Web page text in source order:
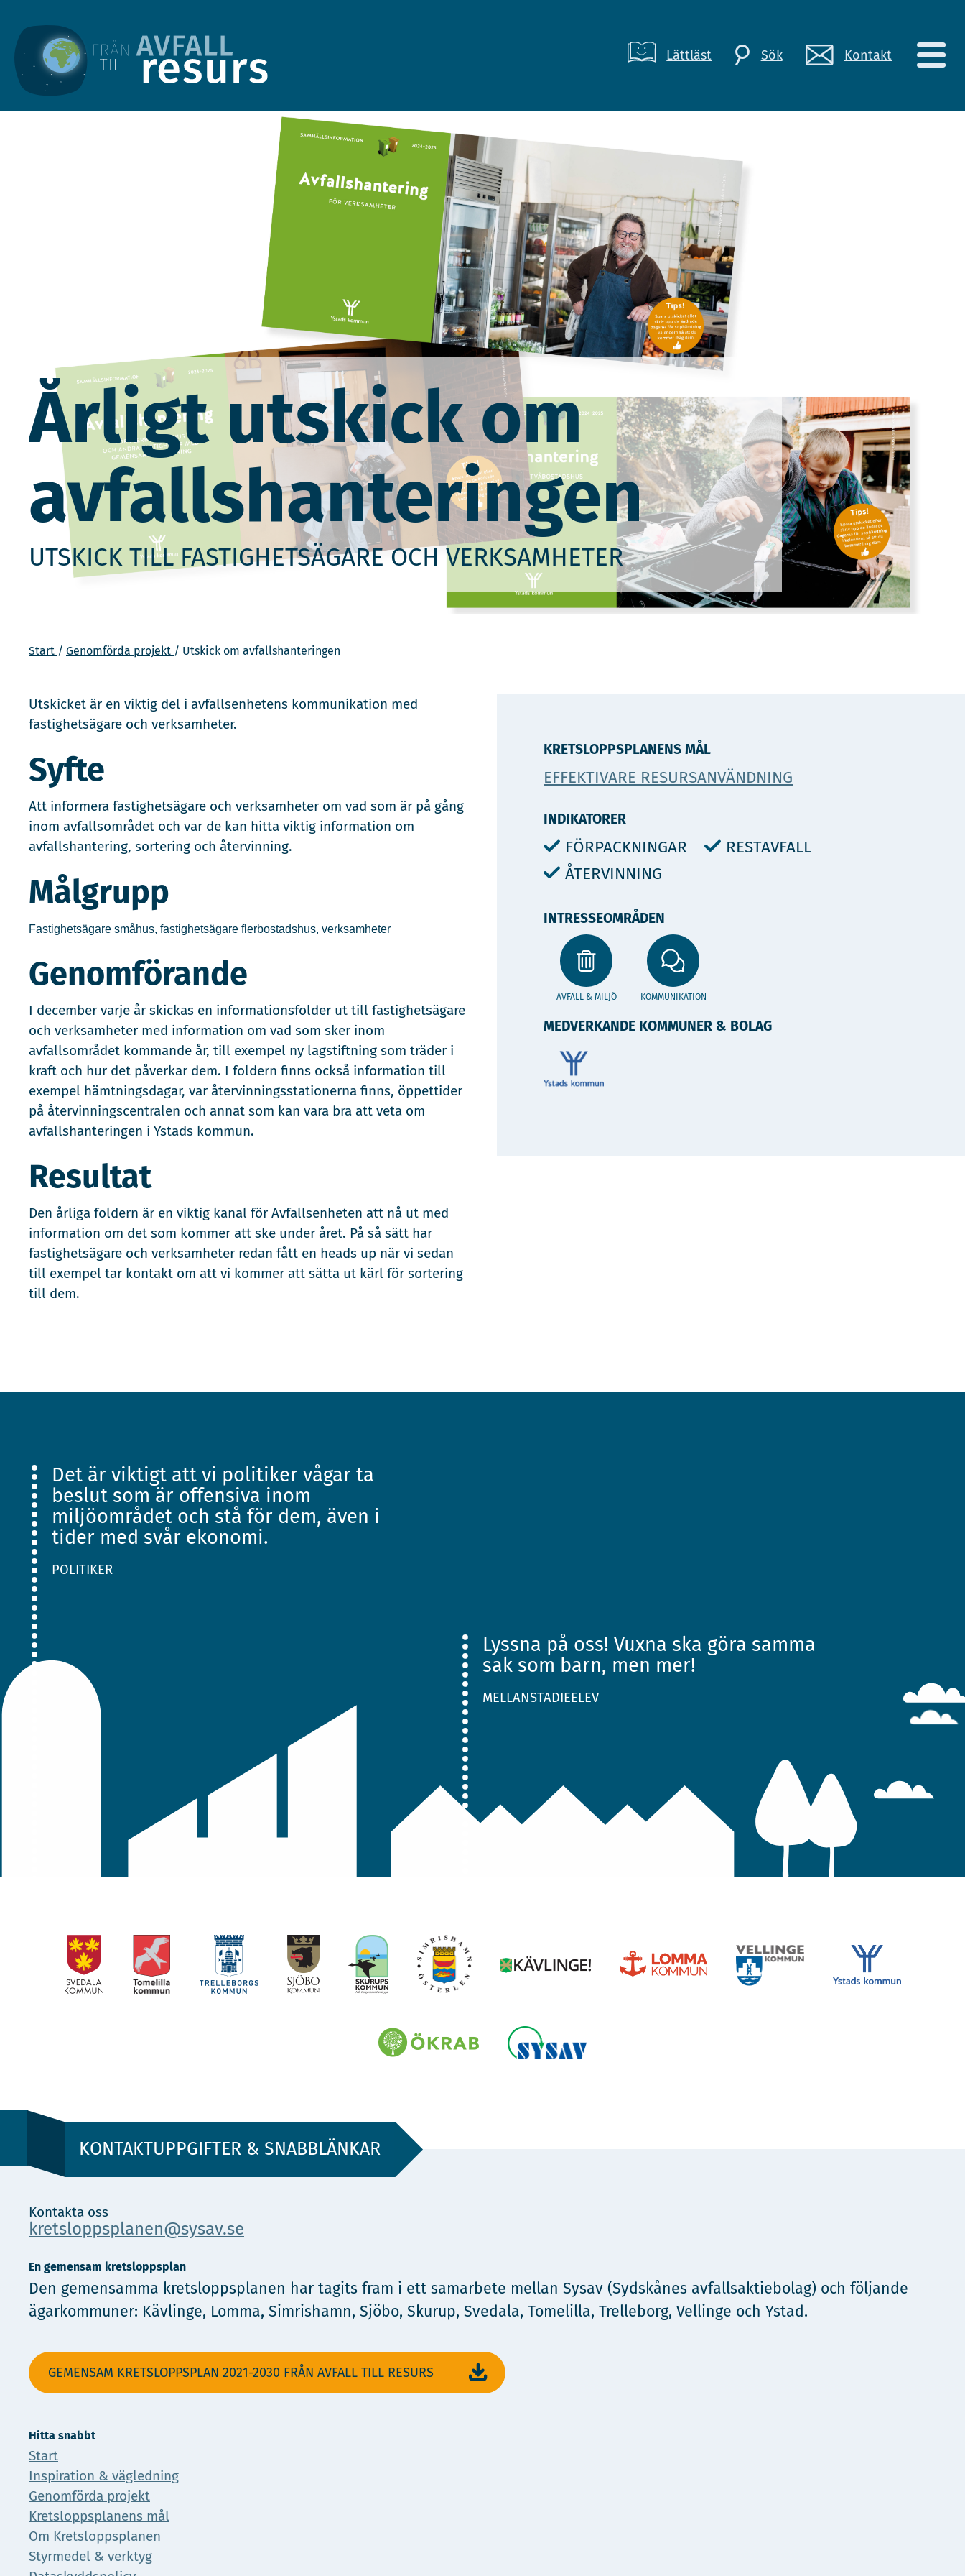
Lättläst Sök Kontakt
Årligt utskick om
avfallshanteringen
UTSKICK TILL FASTIGHETSÄGARE OCH VERKSAMHETER
Start Genomförda projekt Utskick om avfallshanteringen
KRETSLOPPSPLANENS MÅL
EFFEKTIVARE RESURSANVÄNDNING
INDIKATORER
FÖRPACKNINGAR
RESTAVFALL
ÅTERVINNING
INTRESSEOMRÅDEN
AVFALL & MILJÖ KOMMUNIKATION
MEDVERKANDE KOMMUNER & BOLAG
Utskicket är en viktig del i avfallsenhetens kommunikation med
fastighetsägare och verksamheter.
Syfte
Att informera fastighetsägare och verksamheter om vad som är på gång
inom avfallsområdet och var de kan hitta viktig information om
avfallshantering, sortering och återvinning.
Målgrupp
Fastighetsägare småhus, fastighetsägare flerbostadshus, verksamheter
Genomförande
I december varje år skickas en informationsfolder ut till fastighetsägare
och verksamheter med information om vad som sker inom
avfallsområdet kommande år, till exempel ny lagstiftning som träder i
kraft och hur det påverkar dem. I foldern finns också information till
exempel hämtningsdagar, var återvinningsstationerna finns, öppettider
på återvinningscentralen och annat som kan vara bra att veta om
avfallshanteringen i Ystads kommun.
Resultat
Den årliga foldern är en viktig kanal för Avfallsenheten att nå ut med
information om det som kommer att ske under året. På så sätt har
fastighetsägare och verksamheter redan fått en heads up när vi sedan
till exempel tar kontakt om att vi kommer att sätta ut kärl för sortering
till dem.
Det är viktigt att vi politiker vågar ta
beslut som är offensiva inom
miljöområdet och stå för dem, även i
tider med svår ekonomi.
POLITIKER
Lyssna på oss! Vuxna ska göra samma
sak som barn, men mer!
MELLANSTADIEELEV
KONTAKTUPPGIFTER & SNABBLÄNKAR
Kontakta oss
kretsloppsplanen@sysav.se
En gemensam kretsloppsplan
Den gemensamma kretsloppsplanen har tagits fram i ett samarbete mellan Sysav (Sydskånes avfallsaktiebolag) och följande
ägarkommuner: Kävlinge, Lomma, Simrishamn, Sjöbo, Skurup, Svedala, Tomelilla, Trelleborg, Vellinge och Ystad.
GEMENSAM KRETSLOPPSPLAN 2021-2030 FRÅN AVFALL TILL RESURS
Hitta snabbt
Start
Inspiration & vägledning
Genomförda projekt
Kretsloppsplanens mål
Om Kretsloppsplanen
Styrmedel & verktyg